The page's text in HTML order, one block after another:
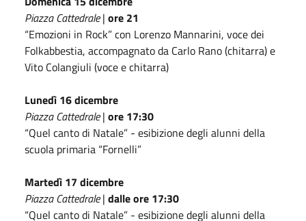
Piazza Cattedrale | ore 21
“Emozioni in Rock” con Lorenzo Mannarini, voce dei
Folkabbestia, accompagnato da Carlo Rano (chitarra) e
Vito Colangiuli (voce e chitarra)
Lunedì 16 dicembre
Piazza Cattedrale| ore 17:30
“Quel canto di Natale” - esibizione degli alunni della
scuola primaria “Fornelli”
Martedì 17 dicembre
Piazza Cattedrale| dalle ore 17:30
“Quel canto di Natale” - esibizione degli alunni della